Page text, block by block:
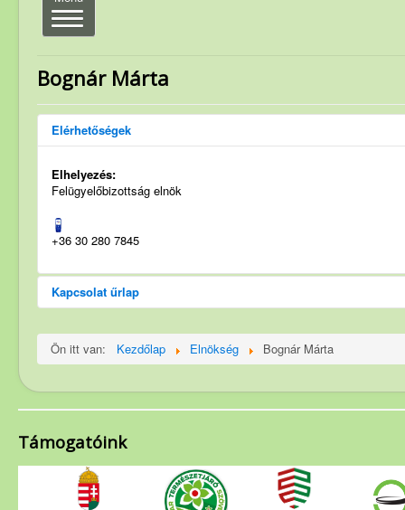
váltása
Elérhetőség
Magunkról
Elnökség
Szakosztályok
Rendezvények
Friss híreink
Archívum
Bognár Márta
Elérhetőségek
Elhelyezés:
Felügyelőbizottság elnök
+36 30 280 7845
Kapcsolat űrlap
E-mail küldése
Név*
E-mail*
Ön itt van: Kezdőlap Elnökség Bognár Márta
Támogatóink